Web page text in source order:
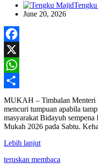
June 20, 2026
Facebook
X
WhatsApp
Share
MUKAH – Timbalan Menteri
mencuri tumpuan apabila
masyarakat Bidayuh
Mukah 2026 pada Sabtu.
Lebih lanjut
teruskan membaca